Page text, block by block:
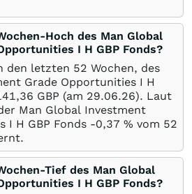
Hoch des Man Global
I H GBP Fonds?
den letzten 52 Wochen, des
Grade Opportunities I H
GBP (am 29.06.26). Laut
Man Global Investment
I H GBP Fonds -0,37 % vom 52
Tief des Man Global
I H GBP Fonds?